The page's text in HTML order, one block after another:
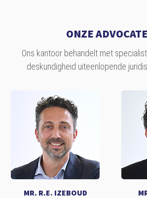
ONZE
Ons kantoor behandelt met
deskundigheid uiteenlopende
MR. R.E. IZEBOUD